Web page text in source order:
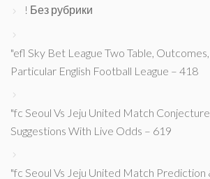
! Без рубрики
"efl Sky Bet League Two Table,
Particular English Football League – 418
"fc Seoul Vs Jeju United Match
Suggestions With Live Odds – 619
"fc Seoul Vs Jeju United Match